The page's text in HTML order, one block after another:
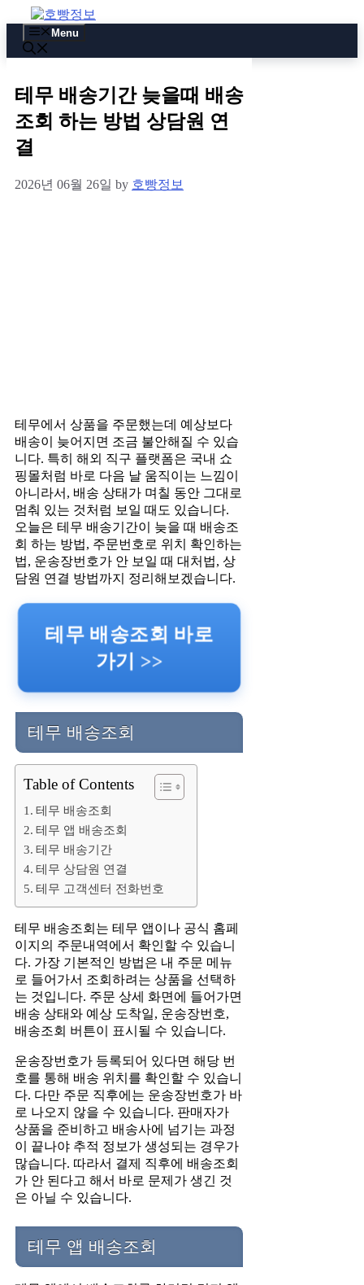
to
content
Menu
테무 배송기간 늦을때 배송
조회 하는 방법 상담원 연
결
2026년 06월 26일 by 호빵정보
테무에서 상품을 주문했는데 예상보다
배송이 늦어지면 조금 불안해질 수 있습
니다. 특히 해외 직구 플랫폼은 국내 쇼
핑몰처럼 바로 다음 날 움직이는 느낌이
아니라서, 배송 상태가 며칠 동안 그대로
멈춰 있는 것처럼 보일 때도 있습니다.
오늘은 테무 배송기간이 늦을 때 배송조
회 하는 방법, 주문번호로 위치 확인하는
법, 운송장번호가 안 보일 때 대처법, 상
담원 연결 방법까지 정리해보겠습니다.
테무 배송조회 바로
가기 >>
테무 배송조회
Table of Contents
테무 배송조회
테무 앱 배송조회
테무 배송기간
테무 상담원 연결
테무 고객센터 전화번호
테무 배송조회는 테무 앱이나 공식 홈페
이지의 주문내역에서 확인할 수 있습니
다. 가장 기본적인 방법은 내 주문 메뉴
로 들어가서 조회하려는 상품을 선택하
는 것입니다. 주문 상세 화면에 들어가면
배송 상태와 예상 도착일, 운송장번호,
배송조회 버튼이 표시될 수 있습니다.
운송장번호가 등록되어 있다면 해당 번
호를 통해 배송 위치를 확인할 수 있습니
다. 다만 주문 직후에는 운송장번호가 바
로 나오지 않을 수 있습니다. 판매자가
상품을 준비하고 배송사에 넘기는 과정
이 끝나야 추적 정보가 생성되는 경우가
많습니다. 따라서 결제 직후에 배송조회
가 안 된다고 해서 바로 문제가 생긴 것
은 아닐 수 있습니다.
테무 앱 배송조회